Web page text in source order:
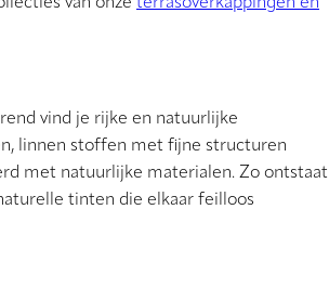
vind je rijke en natuurlijke
linnen stoffen met fijne structuren
met natuurlijke materialen. Zo ontstaat
tinten die elkaar feilloos